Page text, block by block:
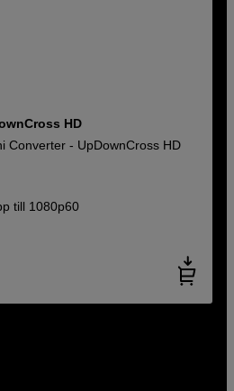
HD
Converter - UpDownCross HD
till 1080p60